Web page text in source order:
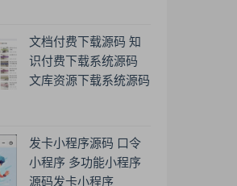
文档付费下载源码 知
识付费下载系统源码
文库资源下载系统源码
发卡小程序源码 口令
小程序 多功能小程序
源码发卡小程序